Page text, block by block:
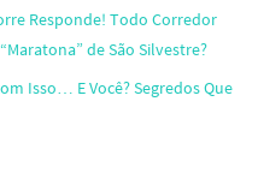
Responde! Todo Corredor
de São Silvestre?
Isso… E Você? Segredos Que